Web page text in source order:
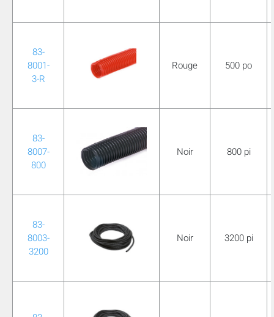
83-
8001-
3-R
Rouge 500 po
83-
8007-
800
Noir 800 pi
83-
8003-
3200
Noir 3200 pi